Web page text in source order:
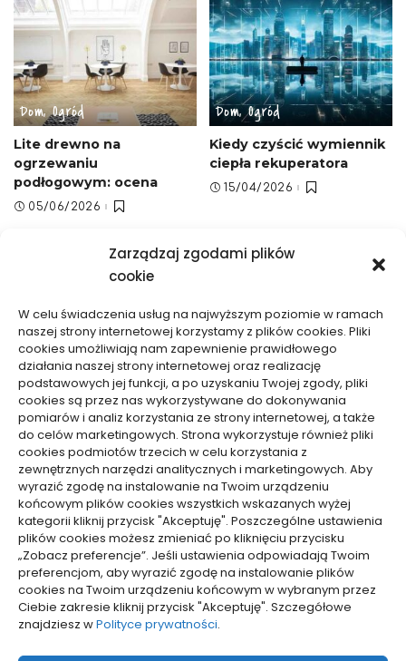
Zarządzaj zgodami plików
cookie
W celu świadczenia usług na najwyższym poziomie w ramach
naszej strony internetowej korzystamy z plików cookies. Pliki
cookies umożliwiają nam zapewnienie prawidłowego
działania naszej strony internetowej oraz realizację
podstawowych jej funkcji, a po uzyskaniu Twojej zgody, pliki
cookies są przez nas wykorzystywane do dokonywania
pomiarów i analiz korzystania ze strony internetowej, a także
do celów marketingowych. Strona wykorzystuje również pliki
cookies podmiotów trzecich w celu korzystania z
zewnętrznych narzędzi analitycznych i marketingowych. Aby
wyrazić zgodę na instalowanie na Twoim urządzeniu
końcowym plików cookies wszystkich wskazanych wyżej
kategorii kliknij przycisk "Akceptuję". Poszczególne ustawienia
plików cookies możesz zmieniać po kliknięciu przycisku
„Zobacz preferencje”. Jeśli ustawienia odpowiadają Twoim
preferencjom, aby wyrazić zgodę na instalowanie plików
cookies na Twoim urządzeniu końcowym w wybranym przez
Ciebie zakresie kliknij przycisk "Akceptuję". Szczegółowe
znajdziesz wPolityce prywatności.
Dom, Ogród
Lite drewno na
ogrzewaniu
podłogowym: ocena
05/06/2026
Dom, Ogród
Kiedy czyścić wymiennik
ciepła rekuperatora
15/04/2026
Dom, Ogród
Czy mech na ścianie
przyciąga insekty i pleśń
– fakty, badania,
profilaktyka
03/03/2026
Dom, Ogród
Jak opróżnić instalację
wodną przyczepy
kempingowej przed zimą
– skuteczne
zabezpieczenie
23/02/2026
WCZYTAJ WIĘCEJ
pozyjonowanie lokalne